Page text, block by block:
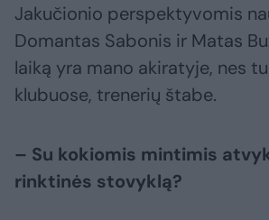
Jakučionio perspektyvomis
Domantas Sabonis ir Matas
laiką yra mano akiratyje, nes
klubuose, trenerių štabe.
– Su kokiomis mintimis
rinktinės stovyklą?